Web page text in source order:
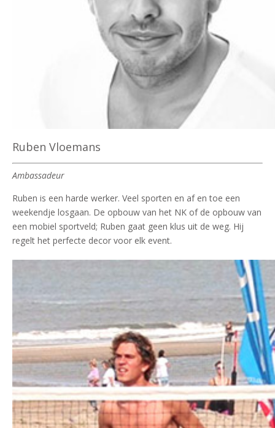
Ruben Vloemans
Ambassadeur
Ruben is een harde werker. Veel sporten en af en toe een
weekendje losgaan. De opbouw van het NK of de opbouw van
een mobiel sportveld; Ruben gaat geen klus uit de weg. Hij
regelt het perfecte decor voor elk event.